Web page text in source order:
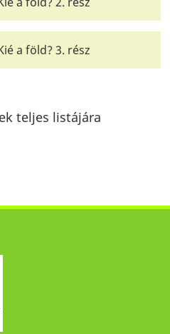
a föld? 3. rész
teljes listájára